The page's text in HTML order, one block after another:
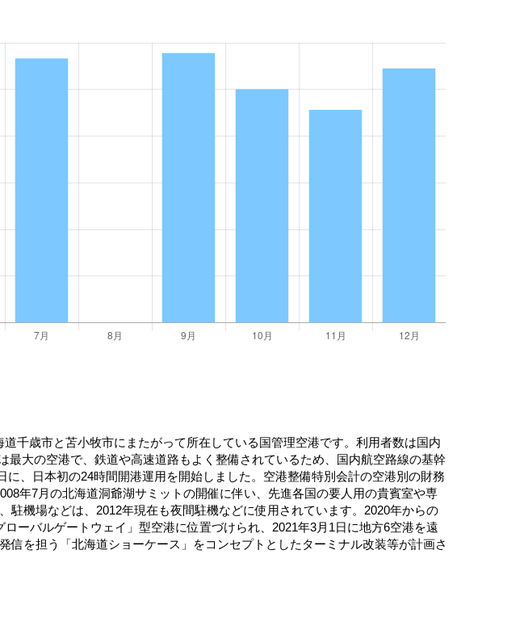
千歳市と苫小牧市にまたがって所在している国管理空港です。利用者数は国内
大の空港で、鉄道や高速道路もよく整備されているため、国内航空路線の基幹
、日本初の24時間開港運用を開始しました。空港整備特別会計の空港別の財務
年7月の北海道洞爺湖サミットの開催に伴い、先進各国の要人用の貴賓室や専
機場などは、2012年現在も夜間駐機などに使用されています。2020年からの
ーバルゲートウェイ」型空港に位置づけられ、2021年3月1日に地方6空港を遠
を担う「北海道ショーケース」をコンセプトとしたターミナル改装等が計画さ